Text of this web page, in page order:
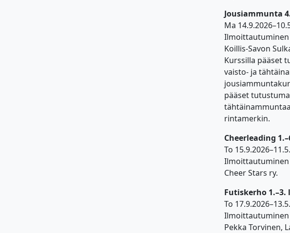
Jousiammunta
Ma
Ilmoittautuminen
Koillis-Savon
Kurssilla pääset
vaisto- ja
pääset
rintamerkin.
Cheerleading
To
Ilmoittautuminen
Cheer Stars ry.
Futiskerho 1.–3.
To
Ilmoittautuminen
Pekka Torvinen,